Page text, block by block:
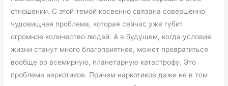
отношении. С этой темой косвенно связана совершенно
чудовищная проблема, которая сейчас уже губит
огромное количество людей. А в будущем, когда условия
жизни станут много благоприятнее, может превратиться
вообще во всемирную, планетарную катастрофу. Это
проблема наркотиков. Причем наркотиков даже не в том